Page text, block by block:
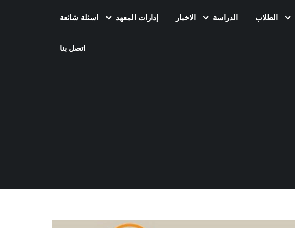
الطلاب الدراسة الاخبار إدارات المعهد اسئلة شائعة
اتصل بنا